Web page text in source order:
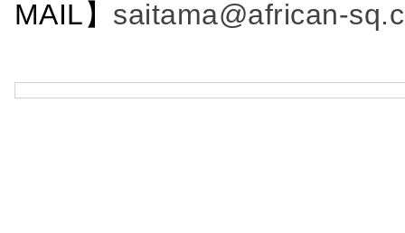
MAIL】 saitama@african-